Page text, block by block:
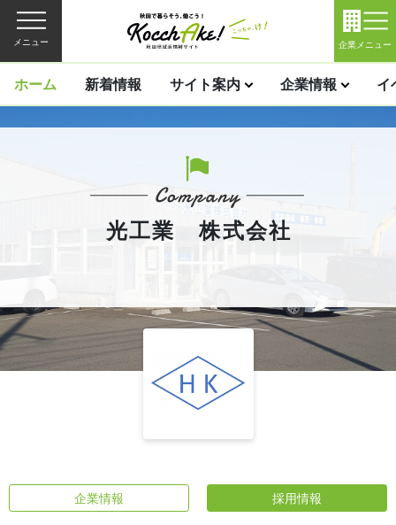
メニュー 企業メニュー
ホーム 新着情報 サイト案内 企業情報 イ
光工業 株式会社
企業情報 採用情報